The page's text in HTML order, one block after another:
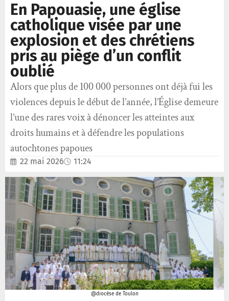
En Papouasie, une église
catholique visée par une
explosion et des chrétiens
pris au piège d’un conflit
oublié
Alors que plus de 100 000 personnes ont déjà fui les
violences depuis le début de l’année, l’Église demeure
l’une des rares voix à dénoncer les atteintes aux
droits humains et à défendre les populations
autochtones papoues
22 mai 2026 11:24
@diocése de Toulon